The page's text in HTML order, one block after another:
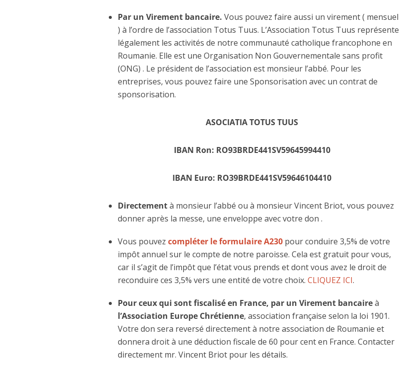
Par un Virement bancaire. Vous pouvez faire aussi un virement ( mensuel
) à l’ordre de l’association Totus Tuus. L’Association Totus Tuus représente
légalement les activités de notre communauté catholique francophone en
Roumanie. Elle est une Organisation Non Gouvernementale sans profit
(ONG) . Le président de l’association est monsieur l’abbé. Pour les
entreprises, vous pouvez faire une Sponsorisation avec un contrat de
sponsorisation.
ASOCIATIA TOTUS TUUS
IBAN Ron: RO93BRDE441SV59645994410
IBAN Euro: RO39BRDE441SV59646104410
Directementà monsieur l’abbé ou à monsieur Vincent Briot, vous pouvez
donner après la messe, une enveloppe avec votre don .
Vous pouvez compléter le formulaire A230 pour conduire 3,5% de votre
impôt annuel sur le compte de notre paroisse. Cela est gratuit pour vous,
car il s’agit de l’impôt que l’état vous prends et dont vous avez le droit de
reconduire ces 3,5% vers une entité de votre choix. CLIQUEZ ICI.
Pour ceux qui sont fiscalisé en France, par un Virement bancaireà
l’Association Europe Chrétienne, association française selon la loi 1901.
Votre don sera reversé directement à notre association de Roumanie et
donnera droit à une déduction fiscale de 60 pour cent en France. Contacter
directement mr. Vincent Briot pour les détails.